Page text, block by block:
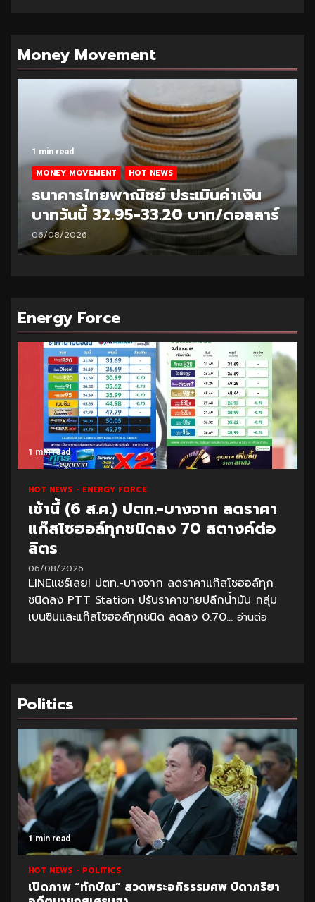
Money Movement
1 min read
MONEY MOVEMENT HOT NEWS
ธนาคารไทยพาณิชย์ ประเมินค่าเงิน
บาทวันนี้ 32.95-33.20 บาท/ดอลลาร์
06/08/2026
Energy Force
1 min read
HOT NEWS ENERGY FORCE
เช้านี้ (6 ส.ค.) ปตท.-บางจาก ลดราคา
แก๊สโซฮอล์ทุกชนิดลง 70 สตางค์ต่อ
ลิตร
06/08/2026
LINEแชร์เลย! ปตท.-บางจาก ลดราคาแก๊สโซฮอล์ทุก
ชนิดลง PTT Station ปรับราคาขายปลีกน้ำมัน กลุ่ม
เบนซินและแก๊สโซฮอล์ทุกชนิด ลดลง 0.70... อ่านต่อ
Politics
1 min read
HOT NEWS POLITICS
เปิดภาพ “ทักษิณ” สวดพระอภิธรรมศพ บิดาภริยา